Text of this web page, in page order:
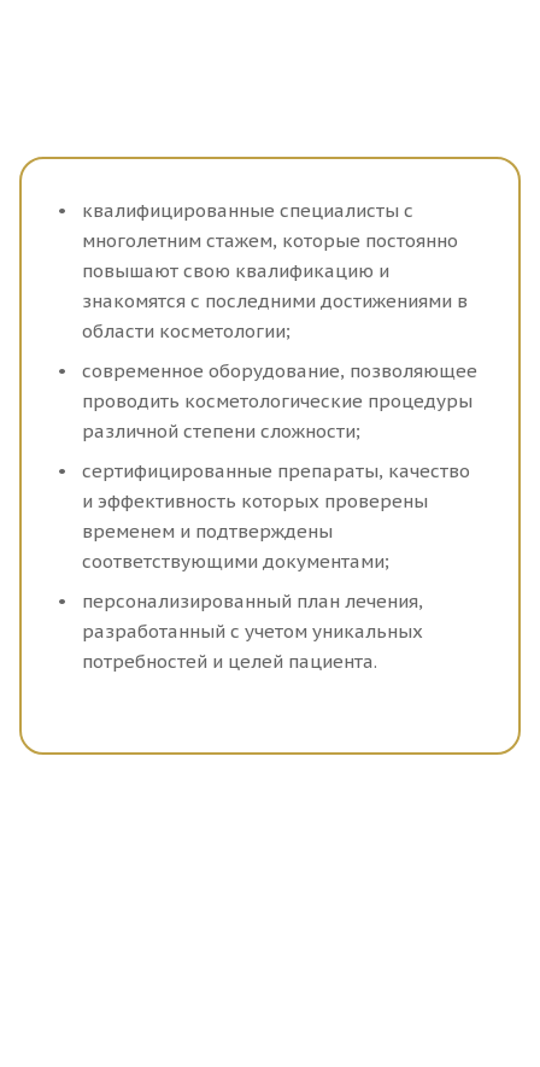
квалифицированные специалисты с
многолетним стажем, которые постоянно
повышают свою квалификацию и
знакомятся с последними достижениями в
области косметологии;
современное оборудование, позволяющее
проводить косметологические процедуры
различной степени сложности;
сертифицированные препараты, качество
и эффективность которых проверены
временем и подтверждены
соответствующими документами;
персонализированный план лечения,
разработанный с учетом уникальных
потребностей и целей пациента.